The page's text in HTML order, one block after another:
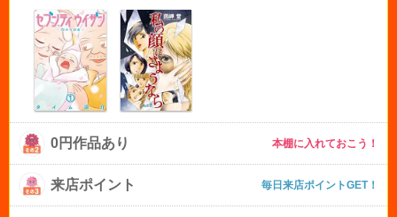
0円作品あり 本棚に入れておこう！
来店ポイント 毎日来店ポイントGET！